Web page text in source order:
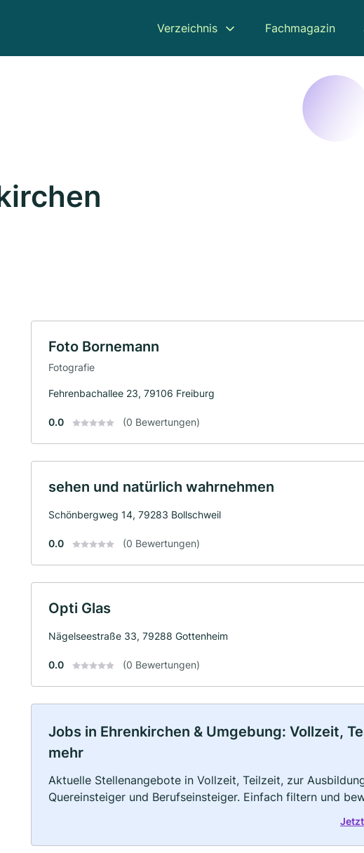
Verzeichnis Fachmagazin
Foto Bornemann
Fotografie
Fehrenbachallee 23, 79106 Freiburg
0.0 (0 Bewertungen)
sehen und natürlich wahrnehmen
Schönbergweg 14, 79283 Bollschweil
0.0 (0 Bewertungen)
Opti Glas
Nägelseestraße 33, 79288 Gottenheim
0.0 (0 Bewertungen)
Jobs in Ehrenkirchen & Umgebung: Vollzeit,
mehr
Aktuelle Stellenangebote in Vollzeit, Teilzeit, zur
Quereinsteiger und Berufseinsteiger. Einfach filtern und